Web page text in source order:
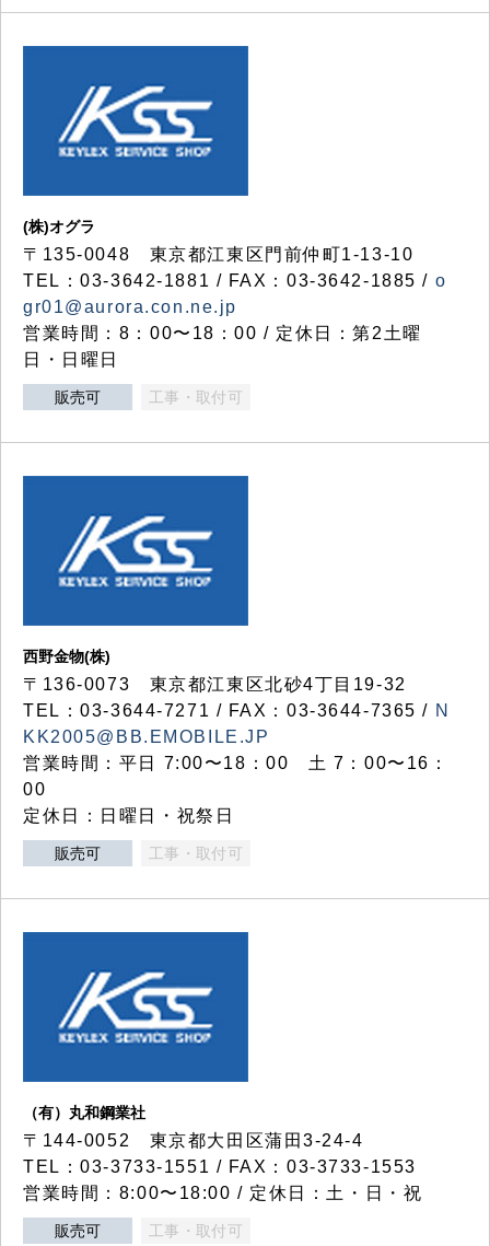
(株)オグラ
〒135-0048 東京都江東区門前仲町1-13-10
TEL：03-3642-1881 / FAX：03-3642-1885 / o
gr01@aurora.con.ne.jp
営業時間：8：00〜18：00 / 定休日：第2土曜
日・日曜日
販売可 工事・取付可
西野金物(株)
〒136-0073 東京都江東区北砂4丁目19-32
TEL：03‐3644‐7271 / FAX：03-3644-7365 / N
KK2005@BB.EMOBILE.JP
営業時間：平日 7:00〜18：00 土 7：00〜16：
00
定休日：日曜日・祝祭日
販売可 工事・取付可
（有）丸和鋼業社
〒144-0052 東京都大田区蒲田3-24-4
TEL：03-3733-1551 / FAX：03-3733-1553
営業時間：8:00〜18:00 / 定休日：土・日・祝
販売可 工事・取付可